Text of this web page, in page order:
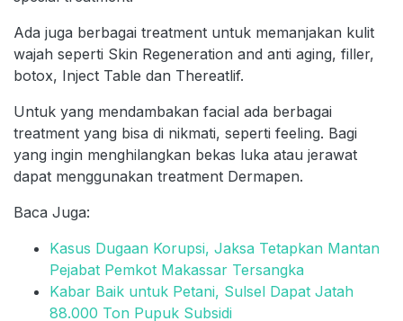
Ada juga berbagai treatment untuk memanjakan kulit
wajah seperti Skin Regeneration and anti aging, filler,
botox, Inject Table dan Thereatlif.
Untuk yang mendambakan facial ada berbagai
treatment yang bisa di nikmati, seperti feeling. Bagi
yang ingin menghilangkan bekas luka atau jerawat
dapat menggunakan treatment Dermapen.
Baca Juga:
Kasus Dugaan Korupsi, Jaksa Tetapkan Mantan
Pejabat Pemkot Makassar Tersangka
Kabar Baik untuk Petani, Sulsel Dapat Jatah
88.000 Ton Pupuk Subsidi